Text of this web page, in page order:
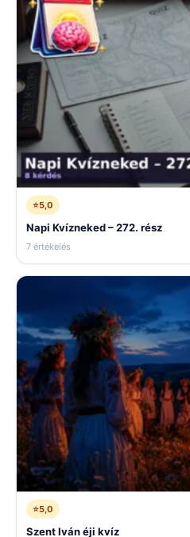
⭐5,0
Napi Kvízneked – 272. rész
7 értékelés
⭐5,0
Szent Iván éji kvíz